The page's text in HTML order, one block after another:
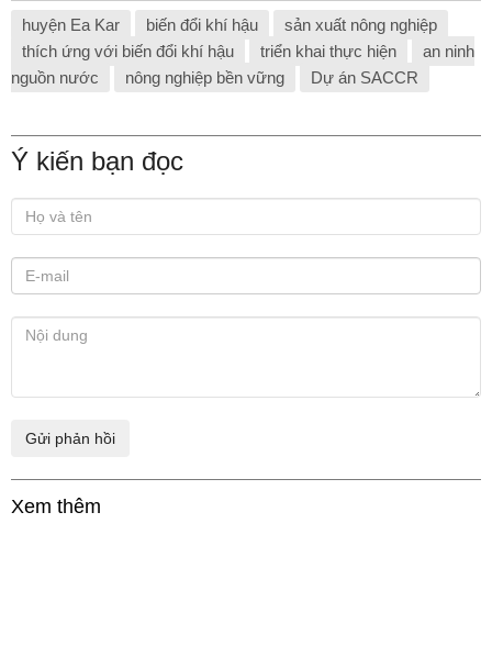
huyện Ea Kar biến đổi khí hậu
sản xuất nông nghiệp
thích ứng với biến đổi khí hậu
triển khai thực hiện
an ninh
nguồn nước
nông nghiệp bền vững Dự án SACCR
Ý kiến bạn đọc
Xem thêm